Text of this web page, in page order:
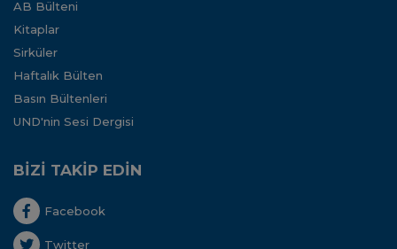
AB Bülteni
Kitaplar
Sirküler
Haftalık Bülten
Basın Bültenleri
UND'nin Sesi Dergisi
BİZİ TAKİP EDİN
Facebook
Twitter